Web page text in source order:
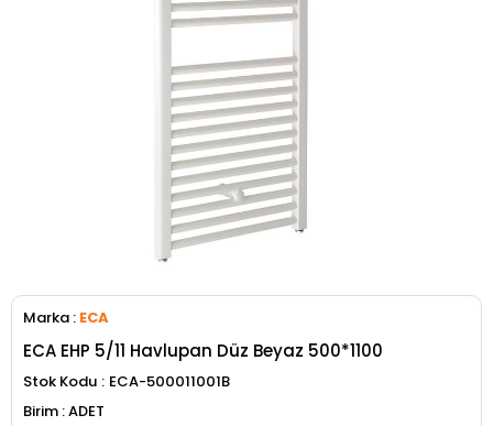
Marka : ECA
ECA EHP 5/11 Havlupan Düz Beyaz 500*1100
Stok Kodu
ECA-500011001B
ADET